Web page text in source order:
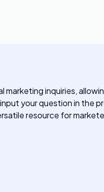
inquiries,
your question in
resource for